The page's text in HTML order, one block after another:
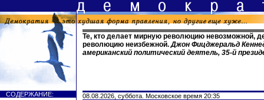
Те, кто делает мирную революцию невозможной,
революцию неизбежной.Джон Фицджеральд
американский политический деятель, 35-й
СОДЕРЖАНИЕ:
08.08.2026, суббота. Московское время 20:35